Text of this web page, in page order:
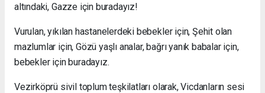
altındaki, Gazze için buradayız!
Vurulan, yıkılan hastanelerdeki bebekler için, Şehit olan
mazlumlar için, Gözü yaşlı analar, bağrı yanık babalar için,
bebekler için buradayız.
Vezirköprü sivil toplum teşkilatları olarak, Vicdanların sesi